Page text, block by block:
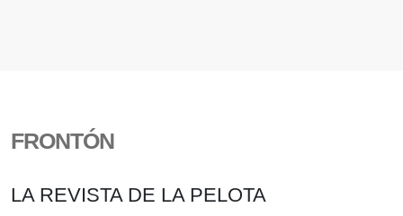
FRONTÓN
LA REVISTA DE LA PELOTA